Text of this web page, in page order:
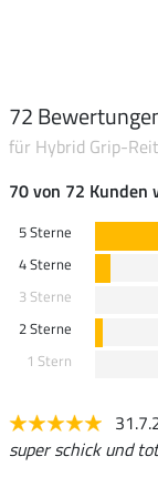
72
für Hybrid Grip-
70 von 72
5 Sterne
4 Sterne
3 Sterne
2 Sterne
1 Stern
super schick und